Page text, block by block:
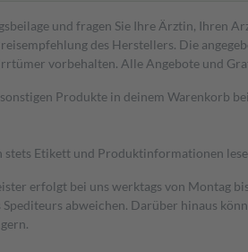
und fragen Sie Ihre Ärztin,
des Herstellers. Die
vorbehalten. Alle Angebote und
Produkte in deinem Warenkorb
Etikett und Produktinformationen
erfolgt bei uns werktags von Montag
abweichen. Darüber hinaus